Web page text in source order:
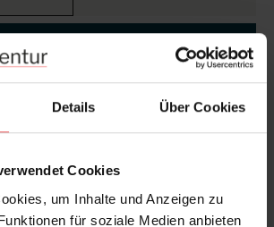
Details Über Cookies
Cookies
um Inhalte und Anzeigen zu
für soziale Medien anbieten
Wie viel brauche ich?
Rollen & Mengen berechnen
Produktdetails